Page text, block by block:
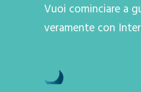
Vuoi cominciare a
veramente con